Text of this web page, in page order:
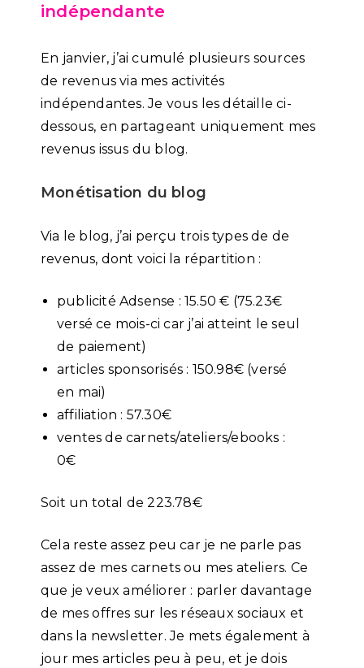
indépendante
En janvier, j’ai cumulé plusieurs sources
de revenus via mes activités
indépendantes. Je vous les détaille ci-
dessous, en partageant uniquement mes
revenus issus du blog.
Monétisation du blog
Via le blog, j’ai perçu trois types de de
revenus, dont voici la répartition :
publicité Adsense : 15.50 € (75.23€
versé ce mois-ci car j’ai atteint le seul
de paiement)
articles sponsorisés : 150.98€ (versé
en mai)
affiliation : 57.30€
ventes de carnets/ateliers/ebooks :
0€
Soit un total de 223.78€
Cela reste assez peu car je ne parle pas
assez de mes carnets ou mes ateliers. Ce
que je veux améliorer : parler davantage
de mes offres sur les réseaux sociaux et
dans la newsletter. Je mets également à
jour mes articles peu à peu, et je dois